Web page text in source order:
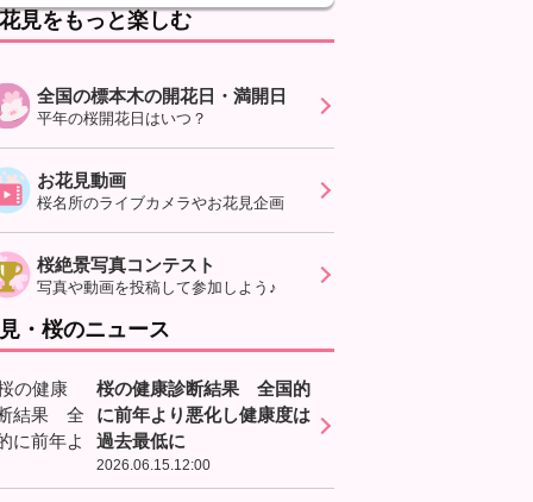
見をもっと楽しむ
全国の標本木の開花日・満開日
平年の桜開花日はいつ？
お花見動画
桜名所のライブカメラやお花見企画
桜絶景写真コンテスト
写真や動画を投稿して参加しよう♪
・桜のニュース
桜の健康診断結果 全国的
に前年より悪化し健康度は
過去最低に
2026.06.15.12:00